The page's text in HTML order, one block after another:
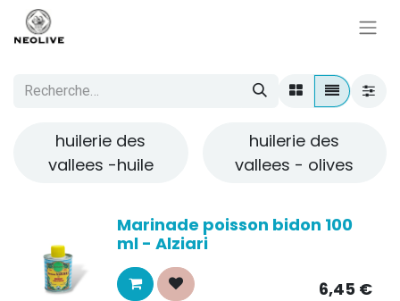
huilerie des
vallees -huile
huilerie des
vallees - olives
Marinade poisson bidon 100
ml - Alziari
6,45 €